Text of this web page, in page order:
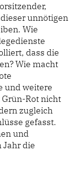
unnötigen
Wie
dass die
Wie macht
und weitere
Rot nicht
zugleich
gefasst.
und
Jahr die